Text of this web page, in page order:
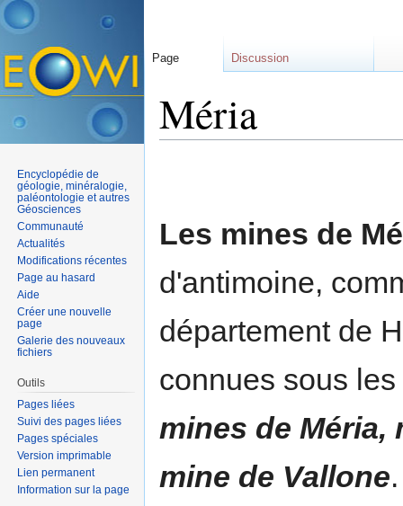
Méria
Les mines de
d'antimoine,
département de
connues sous
mines de Méria,
mine de Vallone.
Page Discussion
Encyclopédie de
géologie, minéralogie,
paléontologie et autres
Géosciences
Communauté
Actualités
Modifications récentes
Page au hasard
Aide
Créer une nouvelle
page
Galerie des nouveaux
fichiers
Outils
Pages liées
Suivi des pages liées
Pages spéciales
Version imprimable
Lien permanent
Information sur la page